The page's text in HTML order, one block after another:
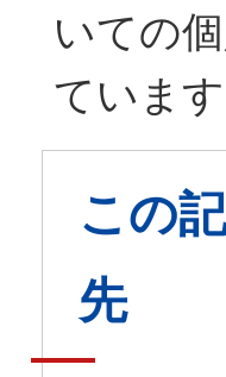
いての
ています
この
先